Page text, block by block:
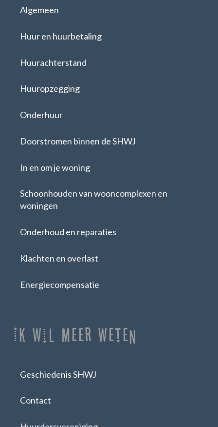
Algemeen
Huur en huurbetaling
Huurachterstand
Huuropzegging
Onderhuur
Doorstromen binnen de SHWJ
In en om je woning
Schoonhouden van wooncomplexen en
woningen
Onderhoud en reparaties
Klachten en overlast
Energiecompensatie
Ik Wil Meer Weten
Geschiedenis SHWJ
Contact